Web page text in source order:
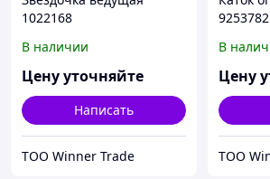
1022168
В наличии
Цену уточняйте
Написать
ТОО Winner Trade
9253782
В
Цену
ТОО